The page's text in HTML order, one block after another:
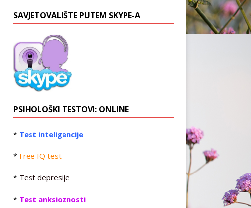
SAVJETOVALIŠTE PUTEM SKYPE-A
PSIHOLOŠKI TESTOVI: ONLINE
* Test inteligencije
* Free IQ test
* Test depresije
* Test anksioznosti